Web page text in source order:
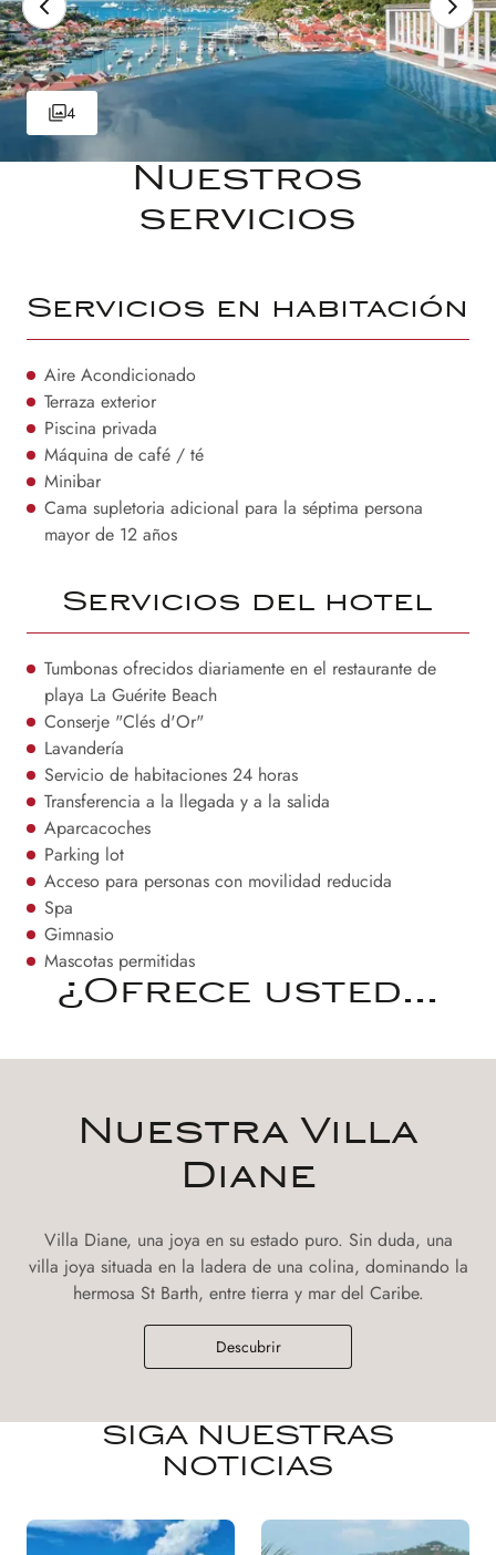
4
Nuestros
servicios
Servicios en habitación
Aire Acondicionado
Terraza exterior
Piscina privada
Máquina de café / té
Minibar
Cama supletoria adicional para la séptima persona
mayor de 12 años
Servicios del hotel
Tumbonas ofrecidos diariamente en el restaurante de
playa La Guérite Beach
Conserje "Clés d'Or"
Lavandería
Servicio de habitaciones 24 horas
Transferencia a la llegada y a la salida
Aparcacoches
Parking lot
Acceso para personas con movilidad reducida
Spa
Gimnasio
Mascotas permitidas
¿Ofrece usted...
Nuestra Villa
Diane
Villa Diane, una joya en su estado puro. Sin duda, una
villa joya situada en la ladera de una colina, dominando la
hermosa St Barth, entre tierra y mar del Caribe.
Descubrir
SIGA NUESTRAS
NOTICIAS